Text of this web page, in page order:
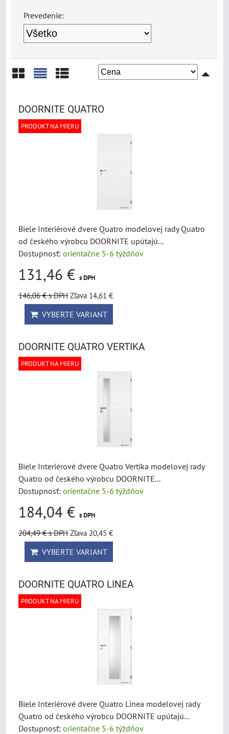
Prevedenie:
DOORNITE QUATRO
PRODUKT NA MIERU
Biele Interiérové ​​dvere Quatro modelovej rady Quatro
od českého výrobcu DOORNITE upútajú...
Dostupnosť: orientačne 5-6 týždňov
131,46 € s DPH
146,06 €s DPH Zľava 14,61 €
VYBERTE VARIANT
DOORNITE QUATRO VERTIKA
PRODUKT NA MIERU
Biele Interiérové ​​dvere Quatro Vertika modelovej rady
Quatro od českého výrobcu DOORNITE...
Dostupnosť: orientačne 5-6 týždňov
184,04 € s DPH
204,49 €s DPH Zľava 20,45 €
VYBERTE VARIANT
DOORNITE QUATRO LINEA
PRODUKT NA MIERU
Biele Interiérové ​​dvere Quatro Linea modelovej rady
Quatro od českého výrobcu DOORNITE upútajú...
Dostupnosť: orientačne 5-6 týždňov